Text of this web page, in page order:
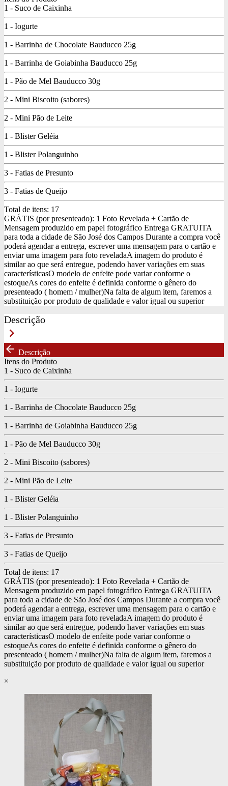
1 - Suco de Caixinha
1 - Iogurte
1 - Barrinha de Chocolate Bauducco 25g
1 - Barrinha de Goiabinha Bauducco 25g
1 - Pão de Mel Bauducco 30g
2 - Mini Biscoito (sabores)
2 - Mini Pão de Leite
1 - Blister Geléia
1 - Blister Polanguinho
3 - Fatias de Presunto
3 - Fatias de Queijo
Total de itens: 17
GRÁTIS (por presenteado): 1 Foto Revelada + Cartão de
Mensagem produzido em papel fotográfico Entrega GRATUITA
para toda a cidade de São José dos Campos Durante a compra você
poderá agendar a entrega, escrever uma mensagem para o cartão e
enviar uma imagem para foto reveladaA imagem do produto é
similar ao que será entregue, podendo haver variações em suas
característicasO modelo de enfeite pode variar conforme o
estoqueAs cores do enfeite é definida conforme o gênero do
presenteado ( homem / mulher)Na falta de algum item, faremos a
substituição por produto de qualidade e valor igual ou superior
Descrição
keyboard_arrow_right
arrow_back Descrição
Itens do Produto
1 - Suco de Caixinha
1 - Iogurte
1 - Barrinha de Chocolate Bauducco 25g
1 - Barrinha de Goiabinha Bauducco 25g
1 - Pão de Mel Bauducco 30g
2 - Mini Biscoito (sabores)
2 - Mini Pão de Leite
1 - Blister Geléia
1 - Blister Polanguinho
3 - Fatias de Presunto
3 - Fatias de Queijo
Total de itens: 17
GRÁTIS (por presenteado): 1 Foto Revelada + Cartão de
Mensagem produzido em papel fotográfico Entrega GRATUITA
para toda a cidade de São José dos Campos Durante a compra você
poderá agendar a entrega, escrever uma mensagem para o cartão e
enviar uma imagem para foto reveladaA imagem do produto é
similar ao que será entregue, podendo haver variações em suas
característicasO modelo de enfeite pode variar conforme o
estoqueAs cores do enfeite é definida conforme o gênero do
presenteado ( homem / mulher)Na falta de algum item, faremos a
substituição por produto de qualidade e valor igual ou superior
×